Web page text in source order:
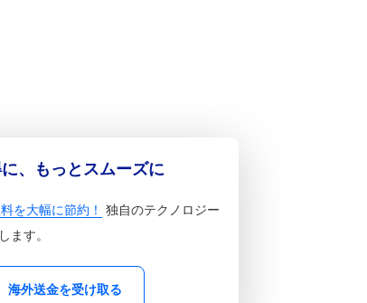
、もっとスムーズに
を大幅に節約！ 独自のテクノロジー
ます。
海外送金を受け取る